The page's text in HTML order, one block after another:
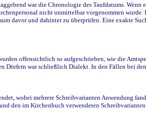
war die Chronologie des Taufdatums.
nicht unmittelbar vorgenommen
davor und dahinter zu überprüfen. Eine exakte
offensichtlich so aufgeschrieben, wie die
Dörfern war schließlich Dialekt. In den Fällen bei
wobei mehrere Schreibvarianten Anwendung
den im Kirchenbuch verwendeten Schreibvarianten.